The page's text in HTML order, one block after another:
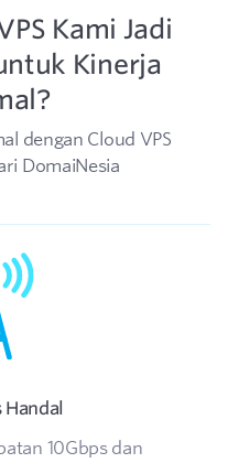
Kami Jadi
Kinerja
dengan Cloud VPS
DomaiNesia
10Gbps dan